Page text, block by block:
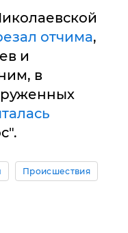
отчима,
и
в
Происшествия